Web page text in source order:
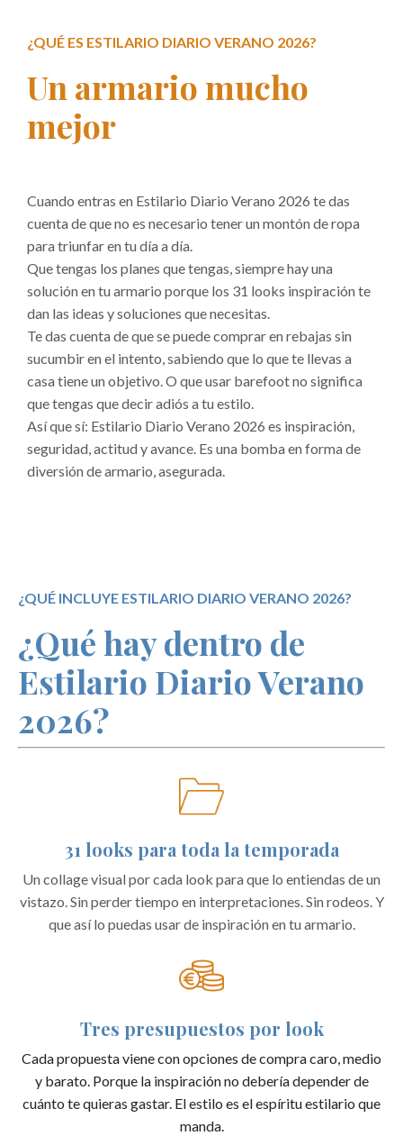
¿QUÉ ES ESTILARIO DIARIO VERANO 2026?
Un armario mucho
mejor
Cuando entras en Estilario Diario Verano 2026 te das
cuenta de que no es necesario tener un montón de ropa
para triunfar en tu día a día.
Que tengas los planes que tengas, siempre hay una
solución en tu armario porque los 31 looks inspiración te
dan las ideas y soluciones que necesitas.
Te das cuenta de que se puede comprar en rebajas sin
sucumbir en el intento, sabiendo que lo que te llevas a
casa tiene un objetivo. O que usar barefoot no significa
que tengas que decir adiós a tu estilo.
Así que sí: Estilario Diario Verano 2026 es inspiración,
seguridad, actitud y avance. Es una bomba en forma de
diversión de armario, asegurada.
¿QUÉ INCLUYE ESTILARIO DIARIO VERANO 2026?
¿Qué hay dentro de
Estilario Diario Verano
2026?
31 looks para toda la temporada
Un collage visual por cada look para que lo entiendas de un
vistazo. Sin perder tiempo en interpretaciones. Sin rodeos. Y
que así lo puedas usar de inspiración en tu armario.
Tres presupuestos por look
Cada propuesta viene con opciones de compra caro, medio
y barato. Porque la inspiración no debería depender de
cuánto te quieras gastar. El estilo es el espíritu estilario que
manda.